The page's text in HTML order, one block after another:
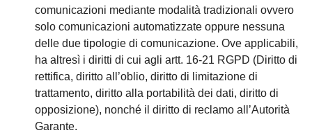
comunicazioni mediante modalità tradizionali ovvero
solo comunicazioni automatizzate oppure nessuna
delle due tipologie di comunicazione. Ove applicabili,
ha altresì i diritti di cui agli artt. 16-21 RGPD (Diritto di
rettifica, diritto all’oblio, diritto di limitazione di
trattamento, diritto alla portabilità dei dati, diritto di
opposizione), nonché il diritto di reclamo all’Autorità
Garante.